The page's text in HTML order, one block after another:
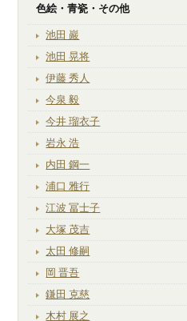
色絵・青瓷・その他
池田 巖
池田 晃将
伊藤 秀人
今泉 毅
今井 瑠衣子
岩永 浩
内田 鋼一
浦口 雅行
江波 冨士子
大塚 茂吉
太田 修嗣
岡 晋吾
鎌田 克慈
木村 展之